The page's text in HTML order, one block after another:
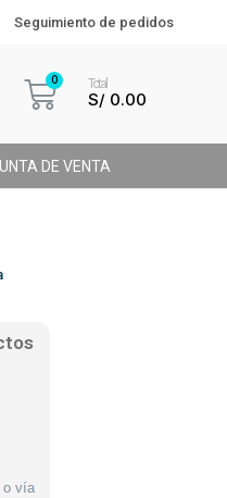
Seguimiento de pedidos
Total
S/ 0.00
DE VENTA
o vía